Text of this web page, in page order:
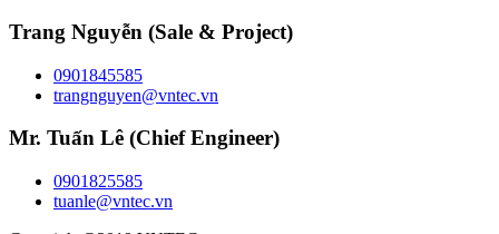
Trang Nguyễn (Sale & Project)
0901845585
trangnguyen@vntec.vn
Mr. Tuấn Lê (Chief Engineer)
0901825585
tuanle@vntec.vn